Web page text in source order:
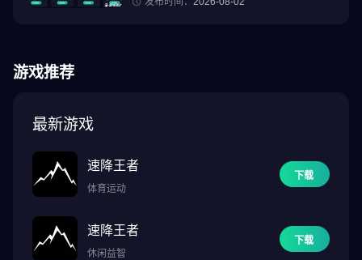
© 2014 万代南梦宫娱乐公司。
此应用程序是在权利人的官方许可下分发的。
CRI Middleware Co., Ltd. 的“CRIWARE (TM)”用于此应用程序。
游戏推荐
最新游戏
速降王者
体育运动
下载
速降王者
休闲益智
下载